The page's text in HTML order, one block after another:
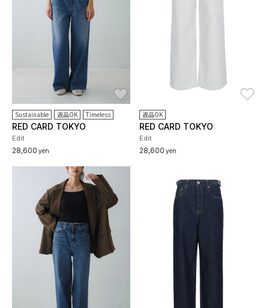
Sustainable 返品OK Timeless
RED CARD TOKYO
Edit
28,600 yen
返品OK
RED CARD TOKYO
Edit
28,600 yen